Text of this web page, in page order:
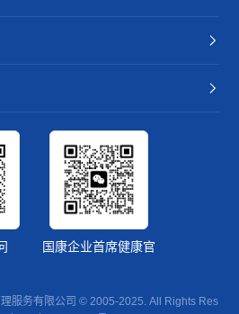
国康企业首席健康官
服务有限公司 © 2005-2025. All Rights Res